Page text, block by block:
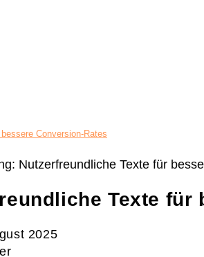
Conversion-Rates
Texte für
2025